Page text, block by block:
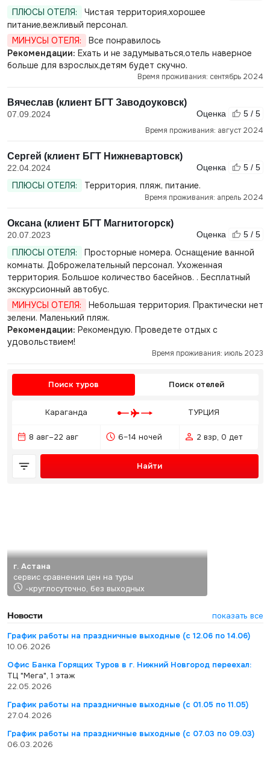
ПЛЮСЫ ОТЕЛЯ:
Чистая территория,хорошее
питание,вежливый персонал.
МИНУСЫ ОТЕЛЯ:
Все понравилось
Рекомендации: Ехать и не задумываться,отель наверное
больше для взрослых,детям будет скучно.
Время проживания: сентябрь 2024
Вячеслав (клиент БГТ Заводоуковск)
07.09.2024 Оценка
5 / 5
Время проживания: август 2024
Сергей (клиент БГТ Нижневартовск)
22.04.2024 Оценка 5 / 5
ПЛЮСЫ ОТЕЛЯ: Территория, пляж, питание.
Время проживания: апрель 2024
Оксана (клиент БГТ Магнитогорск)
20.07.2023 Оценка 5 / 5
ПЛЮСЫ ОТЕЛЯ:
Просторные номера. Оснащение ванной
комнаты. Доброжелательный персонал. Ухоженная
территория. Большое количество басейнов. . Бесплатный
экскурсионный автобус.
МИНУСЫ ОТЕЛЯ:
Небольшая территория. Практически нет
зелени. Маленький пляж.
Рекомендации: Рекомендую. Проведете отдых с
удовольствием!
Время проживания: июль 2023
Поиск туров Поиск отелей
Караганда ТУРЦИЯ
8 авг–22 авг 6–14 ночей 2 взр, 0 дет
Найти
г. Астана
сервис сравнения цен на туры
-круглосуточно, без выходных
Новости
показать все
График работы на праздничные выходные (с 12.06 по 14.06)
10.06.2026
Офис Банка Горящих Туров в г. Нижний Новгород переехал:
ТЦ "Мега", 1 этаж
22.05.2026
График работы на праздничные выходные (с 01.05 по 11.05)
27.04.2026
График работы на праздничные выходные (с 07.03 по 09.03)
06.03.2026